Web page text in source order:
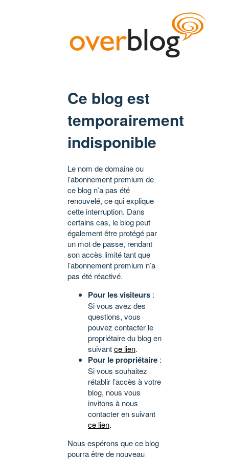
Ce blog est
temporairement
indisponible
Le nom de domaine ou
l’abonnement premium de
ce blog n’a pas été
renouvelé, ce qui explique
cette interruption. Dans
certains cas, le blog peut
également être protégé par
un mot de passe, rendant
son accès limité tant que
l’abonnement premium n’a
pas été réactivé.
Pour les visiteurs :
Si vous avez des
questions, vous
pouvez contacter le
propriétaire du blog en
suivantce lien.
Pour le propriétaire :
Si vous souhaitez
rétablir l’accès à votre
blog, nous vous
invitons à nous
contacter en suivant
ce lien.
Nous espérons que ce blog
pourra être de nouveau